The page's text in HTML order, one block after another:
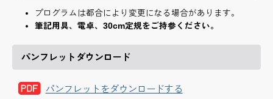
プログラムは都合により変更になる場合があります。
筆記用具、電卓、30cm定規をご持参ください。
パンフレットダウンロード
パンフレットをダウンロードする